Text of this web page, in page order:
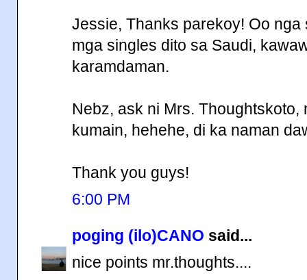
Jessie, Thanks parekoy! Oo
mga singles dito sa Saudi,
karamdaman.
Nebz, ask ni Mrs.
kumain, hehehe, di ka naman
Thank you guys!
6:00 PM
poging (ilo)CANO said...
nice points mr.thoughts....